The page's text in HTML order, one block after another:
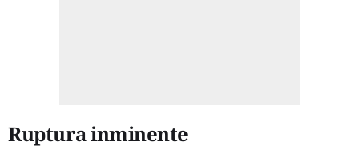
Ruptura inminente